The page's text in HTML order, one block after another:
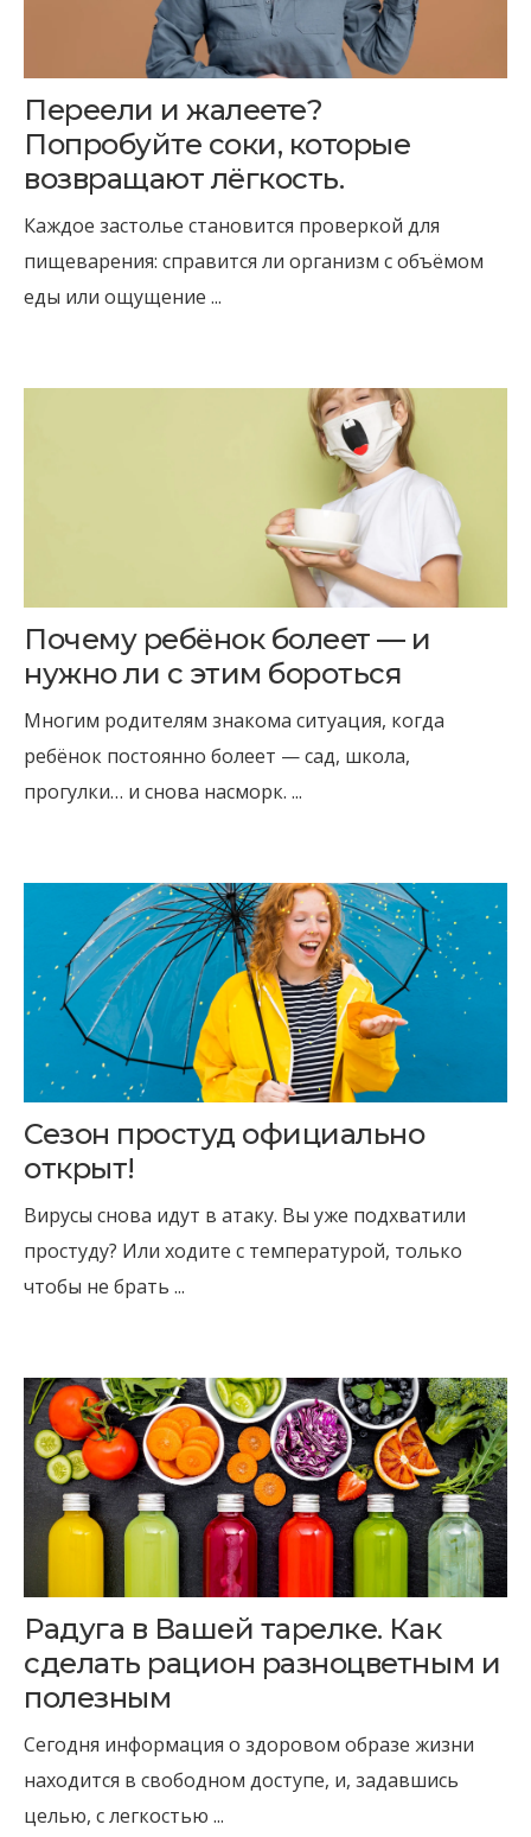
Переели и жалеете?
Попробуйте соки, которые
возвращают лёгкость.
Каждое застолье становится проверкой для
пищеварения: справится ли организм с объёмом
еды или ощущение ...
Почему ребёнок болеет — и
нужно ли с этим бороться
Многим родителям знакома ситуация, когда
ребёнок постоянно болеет — сад, школа,
прогулки… и снова насморк. ...
Сезон простуд официально
открыт!
Вирусы снова идут в атаку. Вы уже подхватили
простуду? Или ходите с температурой, только
чтобы не брать ...
Радуга в Вашей тарелке. Как
сделать рацион разноцветным и
полезным
Сегодня информация о здоровом образе жизни
находится в свободном доступе, и, задавшись
целью, с легкостью ...